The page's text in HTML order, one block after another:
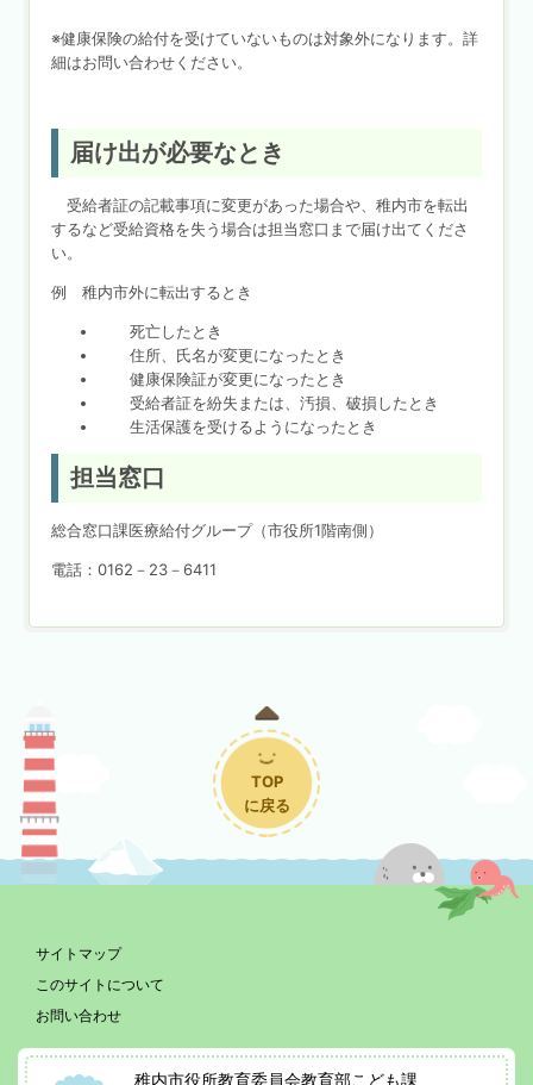
※健康保険の給付を受けていないものは対象外になります。詳
細はお問い合わせください。
届け出が必要なとき
受給者証の記載事項に変更があった場合や、稚内市を転出
するなど受給資格を失う場合は担当窓口まで届け出てくださ
い。
例 稚内市外に転出するとき
死亡したとき
住所、氏名が変更になったとき
健康保険証が変更になったとき
受給者証を紛失または、汚損、破損したとき
生活保護を受けるようになったとき
担当窓口
総合窓口課医療給付グループ（市役所1階南側）
電話：0162－23－6411
TOP
に戻る
サイトマップ
このサイトについて
お問い合わせ
稚内市役所教育委員会教育部こども課